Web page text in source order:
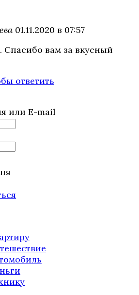
01.11.2020 в 07:57
Спасибо вам за вкусный
ответить
или E-mail